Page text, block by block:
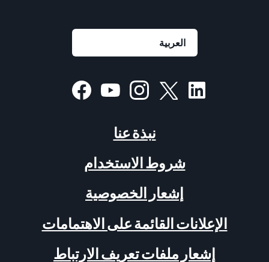
نبذة عنا
شروط الاستخدام
إشعار الخصوصية
الإعلانات القائمة على الاهتمامات
إشعار ملفات تعريف الارتباط